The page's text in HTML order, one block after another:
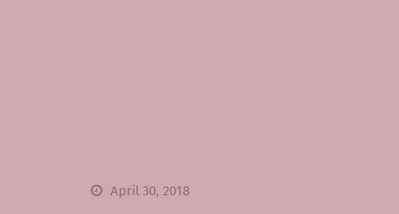
April 30, 2018